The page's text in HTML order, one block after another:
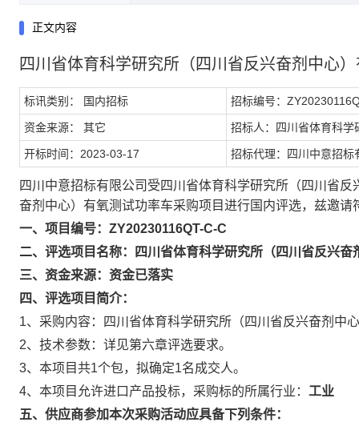
正文内容
四川省体育科学研究所（四川省反兴奋剂中心
标讯类别： 国内招标 招标编号：
资金来源： 其它 招标人： 四川省体育科学
开标时间：2023-03-17 招标代理：四川中意招标
四川中意招标有限公司受四川省体育科学研究所（四川省
奋剂中心）有氧测试功率车采购项目进行国内评选，兹邀
一、 项目编号： ZY20230116QT-C-C
二、 评选项目名称：
四川省体育科学研究所（四川省反兴
三、资金来源：资金已落实
四、评选项目简介：
1、采购内容：四川省体育科学研究所（四川省反兴奋剂中
2、技术参数：详见第六章评选要求。
3、本项目共1个包，拟确定1名成交人。
4、 本项 目允许进口产品投标， 采购标的所属行业： 工业
五、供应商参加本次采购活动应具备下列条件：